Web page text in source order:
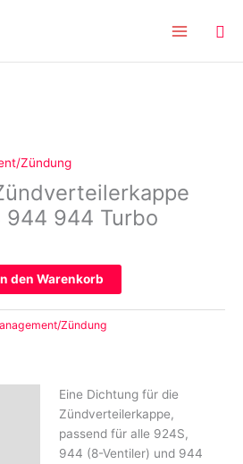
Zündung
944 944 Turbo
den Warenkorb
Zündung
Eine Dichtung für die
Zündverteilerkappe,
passend für alle 924S,
944 (8-Ventiler) und 944